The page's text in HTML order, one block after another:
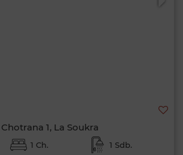
1, La Soukra
1 Ch. 1 Sdb.